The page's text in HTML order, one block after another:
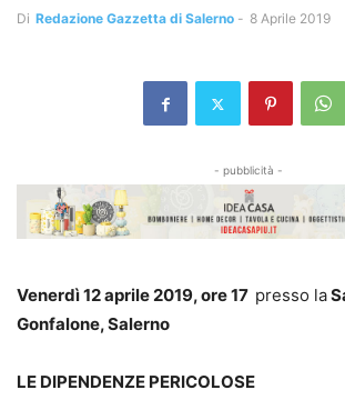
Di Redazione Gazzetta di Salerno - 8 Aprile 2019
- pubblicità -
Venerdì 12 aprile 2019, ore 17 presso la
Gonfalone, Salerno
LE DIPENDENZE PERICOLOSE